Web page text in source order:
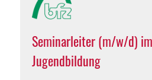
Seminarleiter (m/w/d)
Jugendbildung